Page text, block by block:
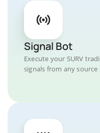
Signal Bot
Execute your SURV
signals from any